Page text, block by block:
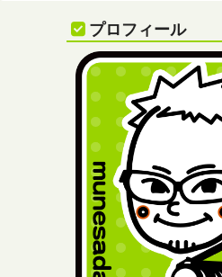
プロフィール